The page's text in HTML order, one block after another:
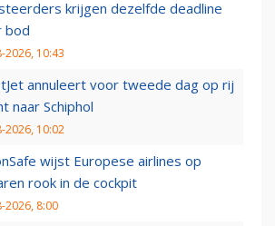
krijgen dezelfde deadline
bod
2026, 10:43
annuleert voor tweede dag op rij
naar Schiphol
2026, 10:02
wijst Europese airlines op
rook in de cockpit
2026, 8:00